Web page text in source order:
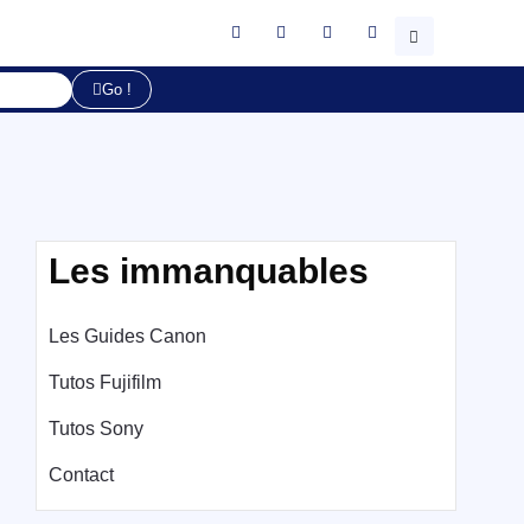
Go !
Les immanquables
Les Guides Canon
Tutos Fujifilm
Tutos Sony
Contact